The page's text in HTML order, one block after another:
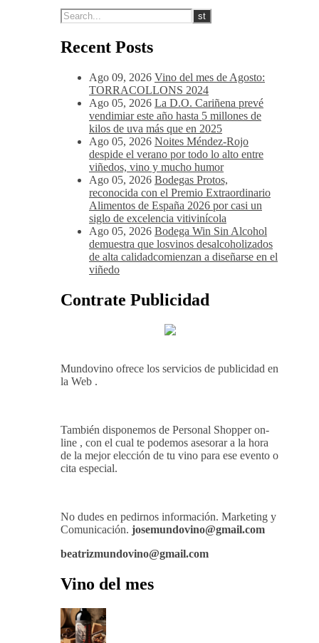
Recent Posts
Ago 09, 2026 Vino del mes de Agosto:
TORRACOLLONS 2024
Ago 05, 2026 La D.O. Cariñena prevé
vendimiar este año hasta 5 millones de
kilos de uva más que en 2025
Ago 05, 2026 Noites Méndez-Rojo
despide el verano por todo lo alto entre
viñedos, vino y mucho humor
Ago 05, 2026 Bodegas Protos,
reconocida con el Premio Extraordinario
Alimentos de España 2026 por casi un
siglo de excelencia vitivinícola
Ago 05, 2026 Bodega Win Sin Alcohol
demuestra que losvinos desalcoholizados
de alta calidadcomienzan a diseñarse en el
viñedo
Contrate Publicidad
Mundovino ofrece los servicios de publicidad en
la Web .
También disponemos de Personal Shopper on-
line , con el cual te podemos asesorar a la hora
de la mejor elección de tu vino para ese evento o
cita especial.
No dudes en pedirnos información. Marketing y
Comunicación. josemundovino@gmail.com
beatrizmundovino@gmail.com
Vino del mes